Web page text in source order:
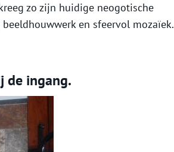
zo zijn huidige neogotische
en sfeervol mozaïek.
de ingang.